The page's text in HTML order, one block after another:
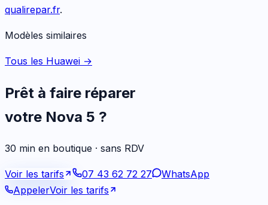
qualirepar.fr.
Modèles similaires
Tous les Huawei →
Prêt à faire réparer
votre Nova 5 ?
30 min en boutique · sans RDV
Voir les tarifs 07 43 62 72 27
WhatsApp
AppelerVoir les tarifs